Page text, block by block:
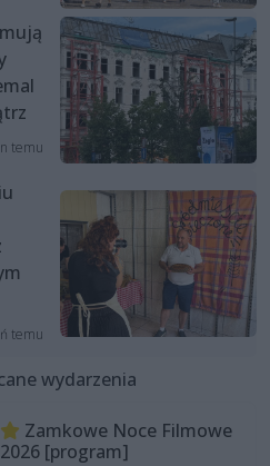
temu
temu
wydarzenia
Zamkowe Noce Filmowe
2026 [program]